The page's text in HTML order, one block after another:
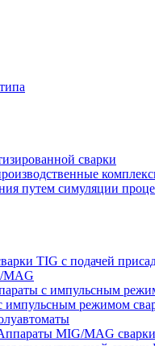
сварки
путем симуляции
TIG с подачей
MAG
с импульсным
импульсным режимом
MIG/MAG